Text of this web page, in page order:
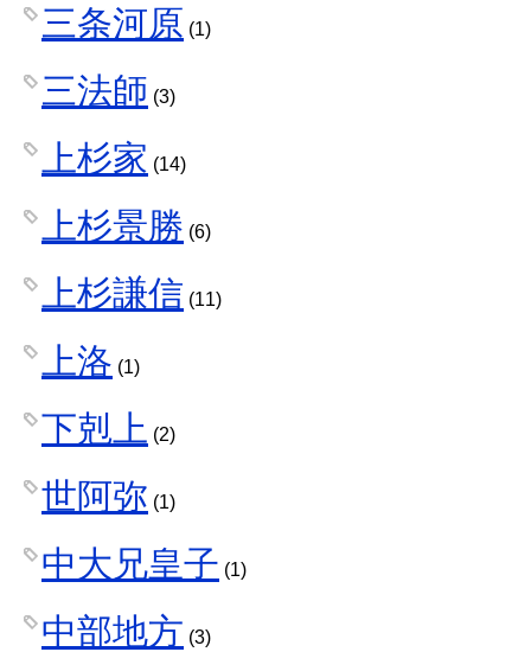
三条河原 (1)
三法師 (3)
上杉家 (14)
上杉景勝 (6)
上杉謙信 (11)
上洛 (1)
下剋上 (2)
世阿弥 (1)
中大兄皇子 (1)
中部地方 (3)